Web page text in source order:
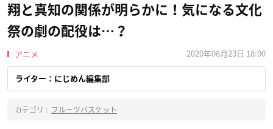
翔と真知の関係が明らかに！気になる文化
祭の劇の配役は…？
アニメ 2020年08月23日 18:00
ライター：にじめん編集部
カテゴリ : フルーツバスケット